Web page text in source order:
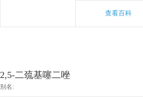
查看百科
2,5-二巯基噻二唑
别名: